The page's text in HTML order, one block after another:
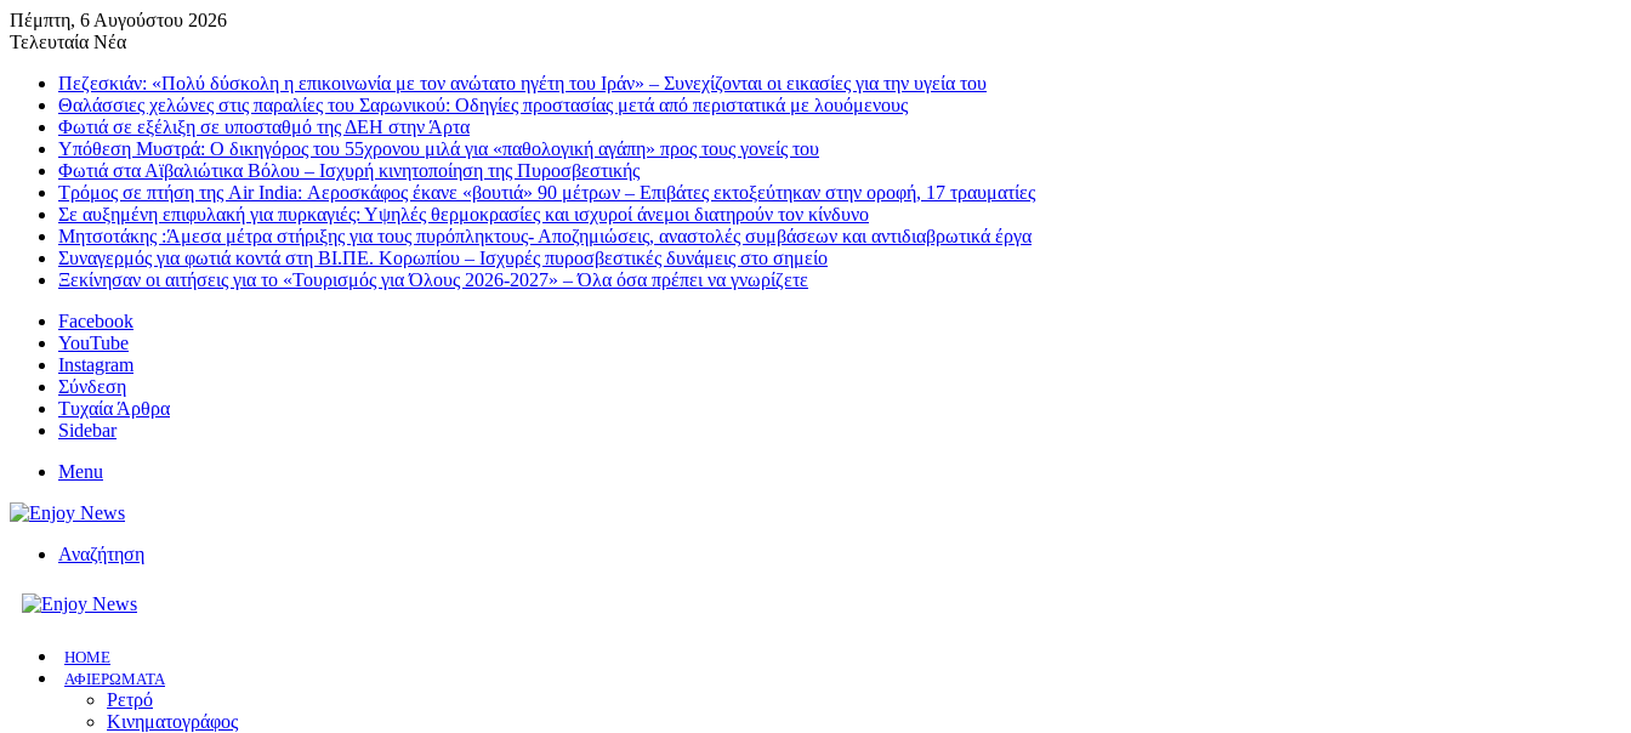
Πέμπτη, 6 Αυγούστου 2026
Τελευταία Νέα
Πεζεσκιάν: «Πολύ δύσκολη η επικοινωνία με τον ανώτατο ηγέτη του Ιράν» – Συνεχίζονται οι εικασίες για την υγεία του
Θαλάσσιες χελώνες στις παραλίες του Σαρωνικού: Οδηγίες προστασίας μετά από περιστατικά με λουόμενους
Φωτιά σε εξέλιξη σε υποσταθμό της ΔΕΗ στην Άρτα
Υπόθεση Μυστρά: Ο δικηγόρος του 55χρονου μιλά για «παθολογική αγάπη» προς τους γονείς του
Φωτιά στα Αϊβαλιώτικα Βόλου – Ισχυρή κινητοποίηση της Πυροσβεστικής
Τρόμος σε πτήση της Air India: Αεροσκάφος έκανε «βουτιά» 90 μέτρων – Επιβάτες εκτοξεύτηκαν στην οροφή, 17 τραυματίες
Σε αυξημένη επιφυλακή για πυρκαγιές: Υψηλές θερμοκρασίες και ισχυροί άνεμοι διατηρούν τον κίνδυνο
Μητσοτάκης :Άμεσα μέτρα στήριξης για τους πυρόπληκτους- Αποζημιώσεις, αναστολές συμβάσεων και αντιδιαβρωτικά έργα
Συναγερμός για φωτιά κοντά στη ΒΙ.ΠΕ. Κορωπίου – Ισχυρές πυροσβεστικές δυνάμεις στο σημείο
Ξεκίνησαν οι αιτήσεις για το «Τουρισμός για Όλους 2026-2027» – Όλα όσα πρέπει να γνωρίζετε
Facebook
YouTube
Instagram
Σύνδεση
Τυχαία Άρθρα
Sidebar
Menu
Αναζήτηση
HOME
ΑΦΙΕΡΩΜΑΤΑ
Ρετρό
Κινηματογράφος